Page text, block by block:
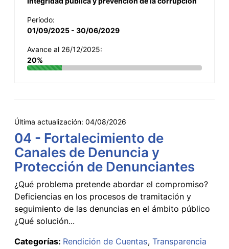
Período:
01/09/2025 - 30/06/2029
Avance al 26/12/2025:
20%
Última actualización: 04/08/2026
04 - Fortalecimiento de
Canales de Denuncia y
Protección de Denunciantes
¿Qué problema pretende abordar el compromiso?
Deficiencias en los procesos de tramitación y
seguimiento de las denuncias en el ámbito público
¿Qué solución...
Categorías: Rendición de Cuentas Transparencia